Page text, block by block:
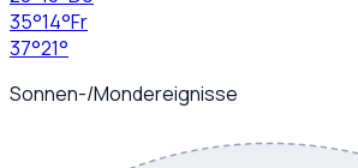
35°14°Fr
37°21°
Sonnen-/Mondereignisse